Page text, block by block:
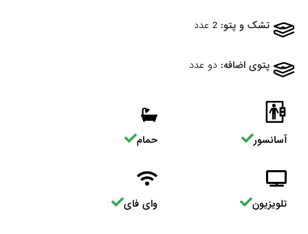
تشک و پتو: 2 عدد
پتوی اضافه: دو عدد
آسانسور حمام
تلویزیون وای فای